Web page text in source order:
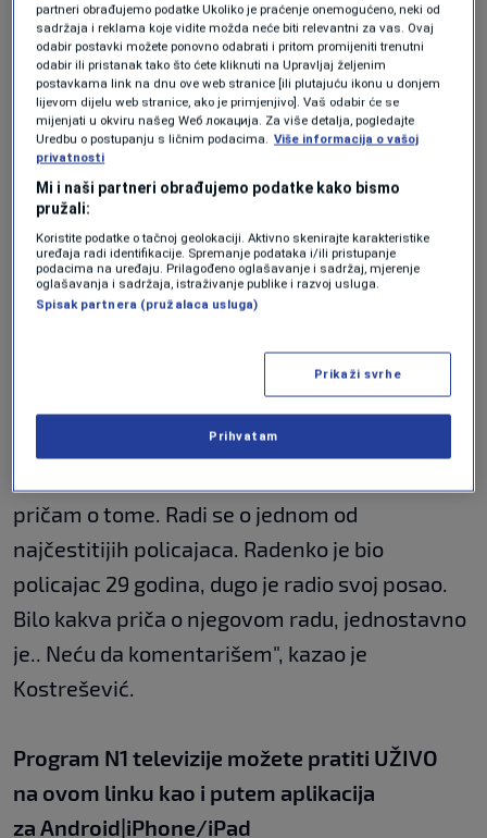
https://ba.n1info.com/vijesti/n1-u-prijedoru-
na-mjesto-ubistva-ocekuje-se-dolazak-i-
dragana-lukaca/
Dodaje da je već priveden veliki broj ljudi ali da
se može davati dodatne informacije zbog
istrage koja je u osjetljivoj fazi.
"Ovo je osjetljiva faza istrage i svaka izjava bi
priveden, dok ovaj slučaj ne riješimo sigurno
nećemo stati".
pričam o tome. Radi se o jednom od
najčestitijih policajaca. Radenko je bio
policajac 29 godina, dugo je radio svoj posao.
Bilo kakva priča o njegovom radu, jednostavno
je.. Neću da komentarišem", kazao je
Kostrešević.
Program N1 televizije možete pratiti UŽIVO
na ovom linku kao i putem aplikacija
za Android|iPhone/iPad
partneri obrađujemo podatke Ukoliko je praćenje onemogućeno, neki od
sadržaja i reklama koje vidite možda neće biti relevantni za vas. Ovaj
odabir postavki možete ponovno odabrati i pritom promijeniti trenutni
odabir ili pristanak tako što ćete kliknuti na Upravljaj željenim
postavkama link na dnu ove web stranice [ili plutajuću ikonu u donjem
lijevom dijelu web stranice, ako je primjenjivo]. Vaš odabir će se
mijenjati u okviru našeg Wеб локација. Za više detalja, pogledajte
Uredbu o postupanju s ličnim podacima. Više informacija o vašoj
privatnosti
Mi i naši partneri obrađujemo podatke kako bismo
pružali:
Koristite podatke o tačnoj geolokaciji. Aktivno skenirajte karakteristike
uređaja radi identifikacije. Spremanje podataka i/ili pristupanje
podacima na uređaju. Prilagođeno oglašavanje i sadržaj, mjerenje
oglašavanja i sadržaja, istraživanje publike i razvoj usluga.
Spisak partnera (pružalaca usluga)
Prikaži svrhe
Prihvatam